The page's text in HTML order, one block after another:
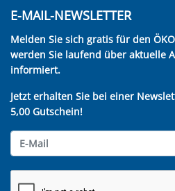
E-MAIL-NEWSLETTER
Melden Sie sich gratis für den
werden Sie laufend über aktuelle
informiert.
Jetzt erhalten Sie bei einer
5,00 Gutschein!